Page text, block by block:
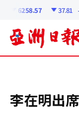
6258.57 37.81
李在明出